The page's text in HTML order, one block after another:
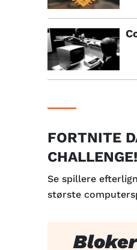
FORTNITE
Se spillere
største